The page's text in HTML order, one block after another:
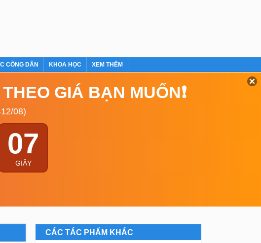
CÔNG DÂN KHOA HỌC XEM THÊM
GIÁ BẠN MUỐN❗
08)
06
GIÂY
CÁC TÁC PHẨM KHÁC